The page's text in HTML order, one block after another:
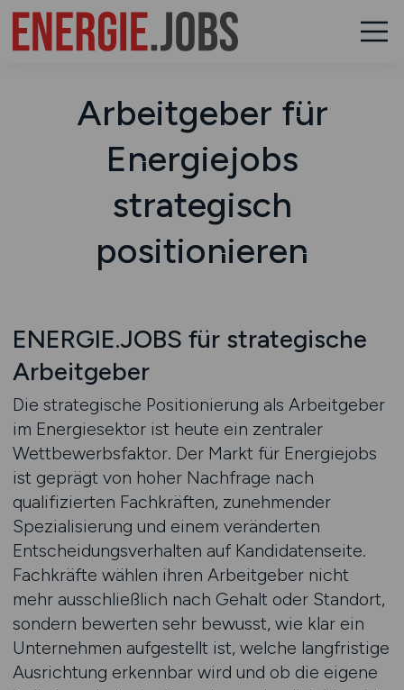
Arbeitgeber für
Energiejobs
strategisch
positionieren
ENERGIE.JOBS für strategische
Arbeitgeber
Die strategische Positionierung als Arbeitgeber
im Energiesektor ist heute ein zentraler
Wettbewerbsfaktor. Der Markt für Energiejobs
ist geprägt von hoher Nachfrage nach
qualifizierten Fachkräften, zunehmender
Spezialisierung und einem veränderten
Entscheidungsverhalten auf Kandidatenseite.
Fachkräfte wählen ihren Arbeitgeber nicht
mehr ausschließlich nach Gehalt oder Standort,
sondern bewerten sehr bewusst, wie klar ein
Unternehmen aufgestellt ist, welche langfristige
Ausrichtung erkennbar wird und ob die eigene